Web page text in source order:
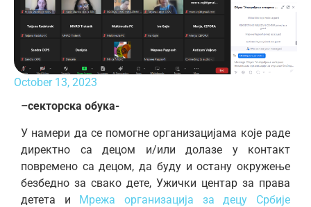
October 13, 2023
–секторска обука-
У намери да се помогне организацијама које раде
директно са децом и/или долазе у контакт
повремено са децом, да буду и остану окружење
безбедно за свако дете, Ужички центар за права
детета и Мрежа организација за децу Србије